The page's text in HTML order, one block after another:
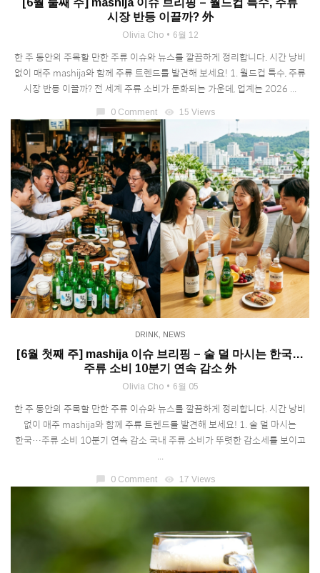
시장 반등 이끌까? 外
Olivia Cho 6월 12
한 주 동안의 주목할 만한 주류 이슈와 뉴스를 깔끔하게 정리합니다. 시간 낭비
없이 매주 mashija와 함께 주류 트렌드를 발견해 보세요! 1. 월드컵 특수, 주류
시장 반등 이끌까? 전 세계 주류 소비가 둔화되는 가운데, 업계는 2026 ...
0 Comment visibility 15 Views
DRINK, NEWS
[6월 첫째 주] mashija 이슈 브리핑 – 술 덜 마시는 한국…
주류 소비 10분기 연속 감소 外
Olivia Cho 6월 05
한 주 동안의 주목할 만한 주류 이슈와 뉴스를 깔끔하게 정리합니다. 시간 낭비
없이 매주 mashija와 함께 주류 트렌드를 발견해 보세요! 1. 술 덜 마시는
한국…주류 소비 10분기 연속 감소 국내 주류 소비가 뚜렷한 감소세를 보이고
...
chat_bubble 0 Comment visibility 17 Views